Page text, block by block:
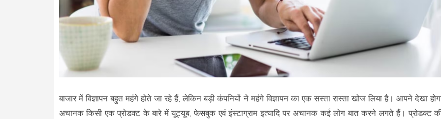
बाजार में विज्ञापन बहुत महंगे होते जा रहे हैं, लेकिन बड़ी कंपनियों ने महंगे विज्ञापन का एक सस्ता रास्ता खोज लिया है। आपने देखा
अचानक किसी एक प्रोडक्ट के बारे में यूट्यूब, फेसबुक एवं इंस्टाग्राम इत्यादि पर अचानक कई लोग बात करने लगते हैं। प्रोडक्ट